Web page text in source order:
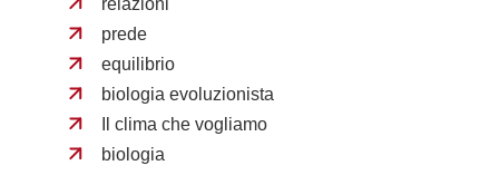
relazioni
prede
equilibrio
biologia evoluzionista
Il clima che vogliamo
biologia